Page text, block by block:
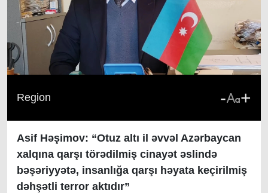
Region - +
Asif Həşimov: “Otuz altı il əvvəl Azərbaycan
xalqına qarşı törədilmiş cinayət əslində
bəşəriyyətə, insanlığa qarşı həyata keçirilmiş
dəhşətli terror aktıdır”